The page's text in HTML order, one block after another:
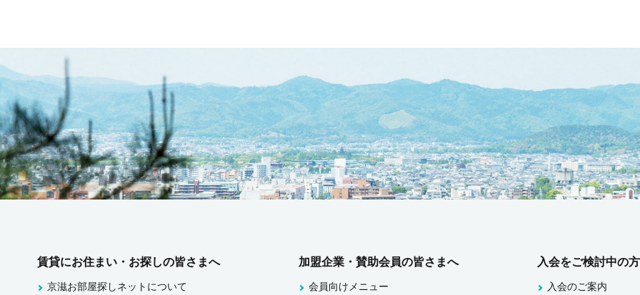
賃貸にお住まい・お探しの皆さまへ
京滋お部屋探しネットについて
加盟企業・賛助会員の皆さまへ
会員向けメニュー
入会をご検討中の
入会のご案内